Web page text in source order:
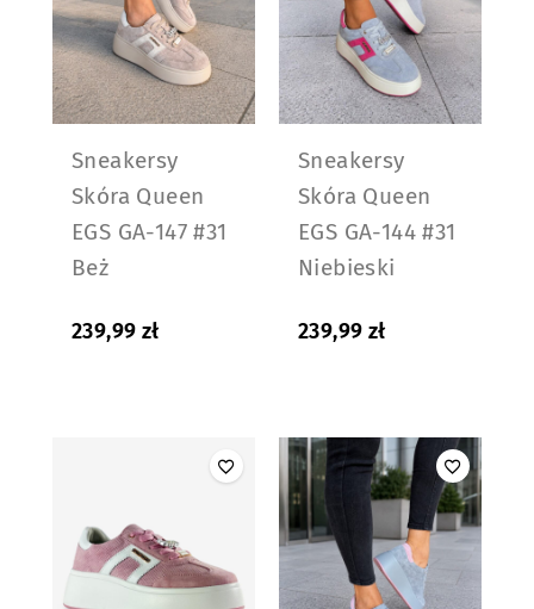
Sneakersy
Skóra Queen
EGS GA-147 #31
Beż
239,99 zł
Sneakersy
Skóra Queen
EGS GA-144 #31
Niebieski
239,99 zł